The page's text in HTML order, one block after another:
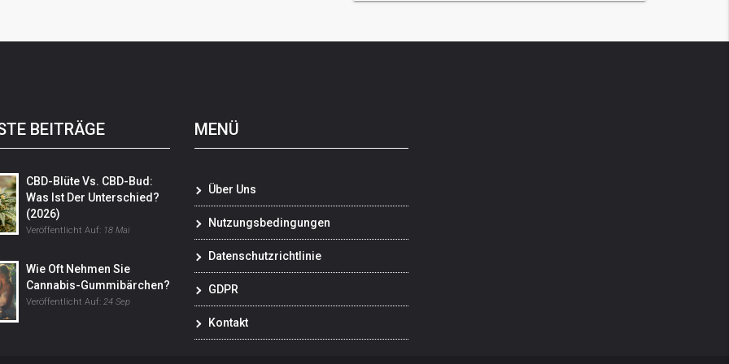
BEITRÄGE
CBD-Blüte Vs. CBD-Bud:
Was Ist Der Unterschied?
(2026)
Veröffentlicht Auf: 18 Mai
Wie Oft Nehmen Sie
Cannabis-Gummibärchen?
Veröffentlicht Auf: 24 Sep
MENÜ
Über Uns
Nutzungsbedingungen
Datenschutzrichtlinie
GDPR
Kontakt